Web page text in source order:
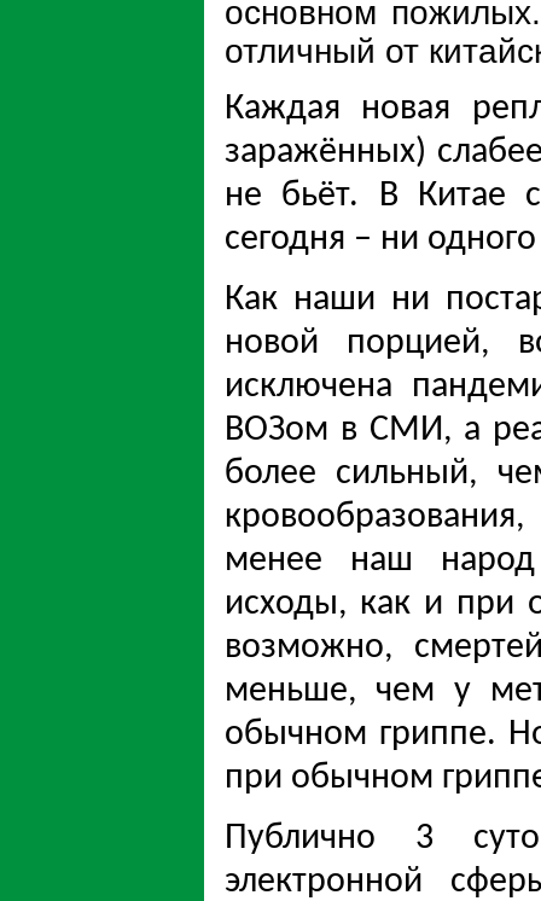
основном
отличный от
Каждая новая
заражённых)
не бьёт. В Китае
сегодня – ни
Как наши ни
новой порцией,
исключена
ВОЗом в СМИ, а
более сильный,
менее наш народ
исходы, как и при
возможно,
меньше, чем у
обычном гриппе.
при обычном
Публично 3
электронной